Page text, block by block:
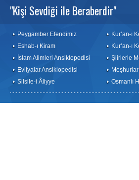
"Kişi Sevdiği ile Beraberdir"
Peygamber Efendimiz
Eshab-ı Kiram
İslam Alimleri Ansiklopedisi
Evliyalar Ansiklopedisi
Silsile-i Âliyye
Kur’an-ı
Kur’an-ı
Şiirlerle
Osmanlı